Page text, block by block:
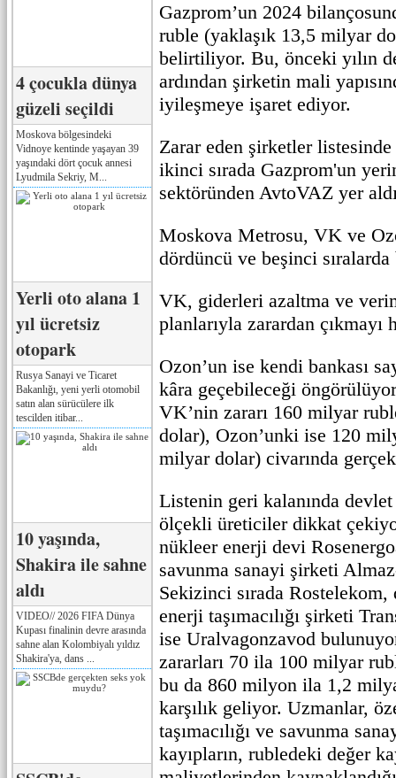
4 çocukla dünya
güzeli seçildi
Moskova bölgesindeki
Vidnoye kentinde yaşayan 39
yaşındaki dört çocuk annesi
Lyudmila Sekriy, M...
Yerli oto alana 1
yıl ücretsiz
otopark
Rusya Sanayi ve Ticaret
Bakanlığı, yeni yerli otomobil
satın alan sürücülere ilk
tescilden itibar...
10 yaşında,
Shakira ile sahne
aldı
VIDEO// 2026 FIFA Dünya
Kupası finalinin devre arasında
sahne alan Kolombiyalı yıldız
Shakira'ya, dans ...
Gazprom’un 2024
ruble (yaklaşık 13,5 milyar
belirtiliyor. Bu, önceki yılın
ardından şirketin mali
iyileşmeye işaret ediyor.
Zarar eden şirketler listesinde
ikinci sırada Gazprom'un
sektöründen AvtoVAZ yer
Moskova Metrosu, VK ve
dördüncü ve beşinci
VK, giderleri azaltma ve
planlarıyla zarardan çıkmayı
Ozon’un ise kendi bankası
kâra geçebileceği
VK’nin zararı 160 milyar
dolar), Ozon’unki ise 120
milyar dolar) civarında
Listenin geri kalanında
ölçekli üreticiler dikkat
nükleer enerji devi
savunma sanayi şirketi
Sekizinci sırada Rostelekom,
enerji taşımacılığı şirketi
ise Uralvagonzavod
zararları 70 ila 100 milyar
bu da 860 milyon ila 1,2
karşılık geliyor. Uzmanlar,
taşımacılığı ve savunma
kayıpların, rubledeki değer